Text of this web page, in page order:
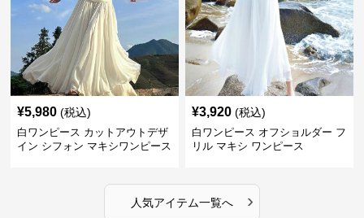
¥5,980 (税込)
白ワンピース カットアウトデザ
イン シフォン マキシワンピース
¥3,920 (税込)
白ワンピース オフショルダー フ
リル マキシ ワンピース
人気アイテム一覧へ ›